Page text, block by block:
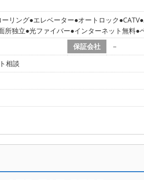
ーリング エレベーター オートロック CATV
所独立 光ファイバー インターネット無料
保証会社
－
相談